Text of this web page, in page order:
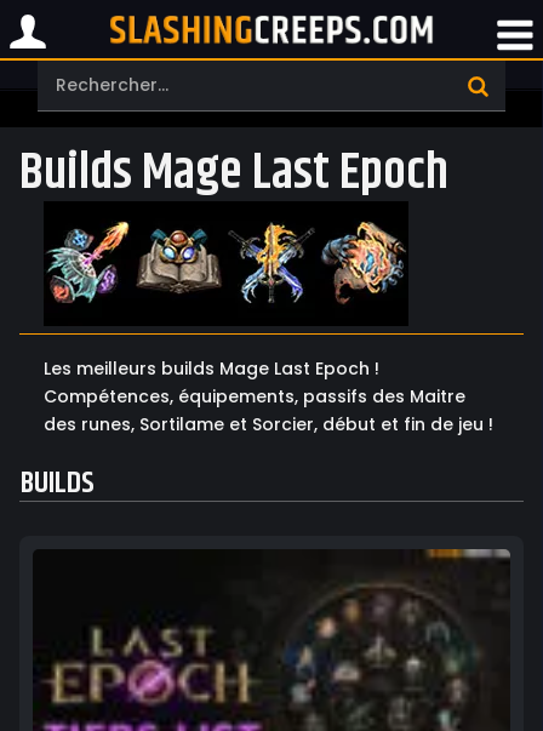
Builds Mage Last Epoch
Les meilleurs builds Mage Last Epoch !
Compétences, équipements, passifs des Maitre
des runes, Sortilame et Sorcier, début et fin de jeu !
BUILDS